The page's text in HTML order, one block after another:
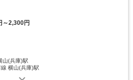
～2,300円
山(兵庫)駅
横山(兵庫)駅